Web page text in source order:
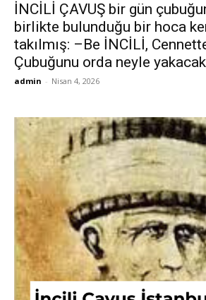
İNCİLİ ÇAVUŞ bir gün
birlikte bulunduğu bir hoca
takılmış: –Be İNCİLİ,
Çubuğunu orda neyle
admin - Nisan 4, 2026